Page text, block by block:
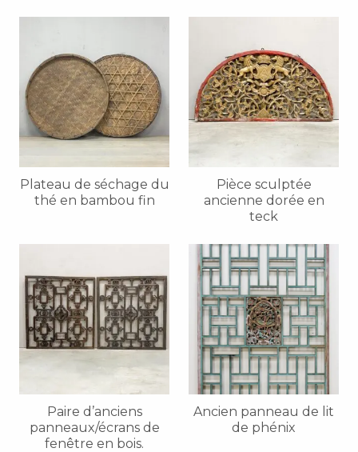
Plateau de séchage du
thé en bambou fin
Pièce sculptée
ancienne dorée en
teck
Paire d’anciens
panneaux/écrans de
fenêtre en bois.
Ancien panneau de lit
de phénix